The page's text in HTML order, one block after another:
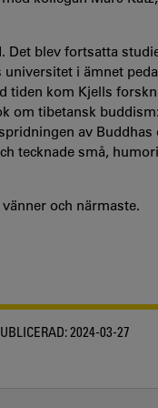
Det blev fortsatta
i ämnet
tiden kom Kjells
om tibetansk
av
tecknade små,
och närmaste.
2024-03-27